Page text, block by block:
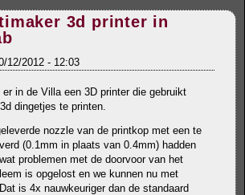
3d printer in
12/2012 - 12:03
in de Villa een 3D printer die gebruikt
dingetjes te printen.
nozzle van de printkop met een te
(0.1mm in plaats van 0.4mm) hadden
problemen met de doorvoor van het
is opgelost en we kunnen nu met
is 4x nauwkeuriger dan de standaard